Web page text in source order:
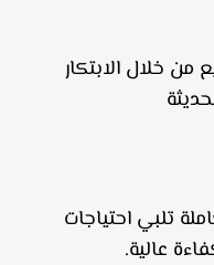
خلال الابتكار
تلبي احتياجات
عالية.